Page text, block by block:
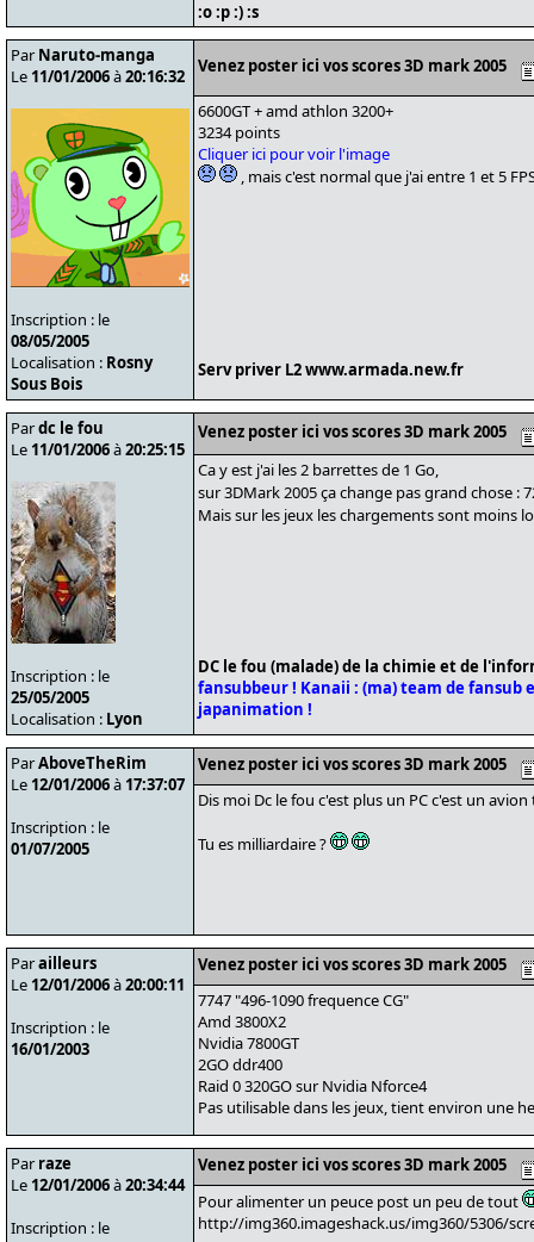
:o :p :) :s
Par Naruto-manga
Le 11/01/2006à20:16:32
Inscription : le
08/05/2005
Localisation : Rosny
Sous Bois
Venez poster ici vos scores 3D mark 2005
6600GT + amd athlon 3200+
3234 points
Cliquer ici pour voir l'image
, mais c'est normal que j'ai entre 1 et 5
Serv priver L2 www.armada.new.fr
Pardc le fou
Le 11/01/2006à20:25:15
Inscription : le
25/05/2005
Localisation : Lyon
Venez poster ici vos scores 3D mark 2005
Ca y est j'ai les 2 barrettes de 1 Go,
sur 3DMark 2005 ça change pas grand chose :
Mais sur les jeux les chargements sont moins
DC le fou (malade) de la chimie et de
fansubbeur ! Kanaii : (ma) team de fansub
japanimation !
ParAboveTheRim
Le 12/01/2006à 17:37:07
Inscription : le
01/07/2005
Venez poster ici vos scores 3D mark 2005
Dis moi Dc le fou c'est plus un PC c'est un
Tu es milliardaire ?
Parailleurs
Le 12/01/2006à20:00:11
Inscription : le
16/01/2003
Venez poster ici vos scores 3D mark 2005
7747 "496-1090 frequence CG"
Amd 3800X2
Nvidia 7800GT
2GO ddr400
Raid 0 320GO sur Nvidia Nforce4
Pas utilisable dans les jeux, tient environ une
Par raze
Le 12/01/2006à20:34:44
Inscription : le
Venez poster ici vos scores 3D mark 2005
Pour alimenter un peuce post un peu de tout
http://img360.imageshack.us/img360/5306/